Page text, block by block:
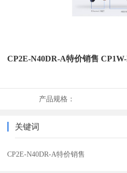
CP2E-N40DR-A特价销售
产品规格：
关键词
CP2E-N40DR-A特价销售